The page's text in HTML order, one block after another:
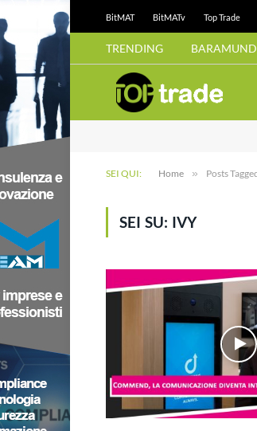
BitMAT BitMATv Top Trade
TRENDING
SEI QUI: Home » Posts
SEI SU: IVY